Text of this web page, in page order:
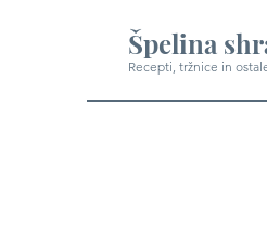
Špelina
Recepti, tržnice in